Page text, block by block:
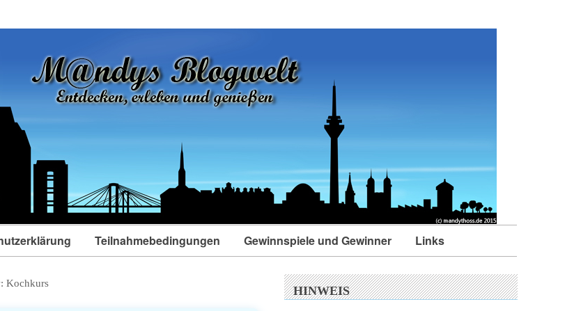
Teilnahmebedingungen Gewinnspiele und Gewinner Links
Kochkurs
HINWEIS